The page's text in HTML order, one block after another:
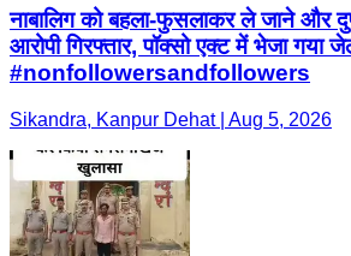
नाबालिग को बहला-फुसलाकर ले जाने और
आरोपी गिरफ्तार, पॉक्सो एक्ट में भेजा गया
#nonfollowersandfollowers
Sikandra, Kanpur Dehat | Aug 5, 2026